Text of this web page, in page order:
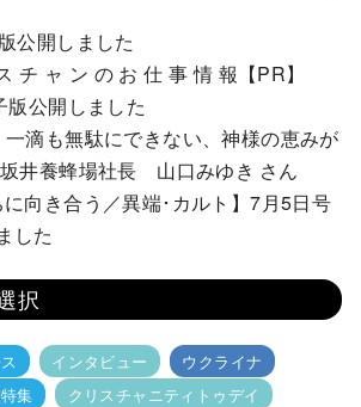
公開しました
チ ャ ン の お 仕 事 情 報【PR】
公開しました
滴も無駄にできない、神様の恵みが
井養蜂場社長 山口みゆき さん
に向き合う／異端･カルト】7月5日号
した
択
インタビュー
ウクライナ
集
クリスチャニティトゥデイ